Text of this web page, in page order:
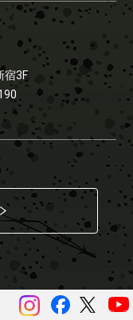
3F
ツイ
Facebook
instagram